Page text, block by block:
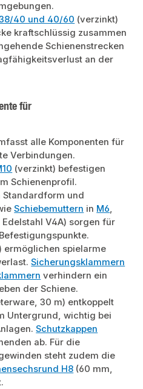
40 und 40/60 (verzinkt)
kraftschlüssig zusammen
Schienenstrecken
an der
für
alle Komponenten für
Verbindungen.
(verzinkt) befestigen
Schienenprofil.
Standardform und
Schiebemuttern in M6,
V4A) sorgen für
ermöglichen spielarme
Sicherungsklammern
verhindern ein
der Schiene.
30 m) entkoppelt
Untergrund, wichtig bei
Schutzkappen
ab. Für die
steht zudem die
H8 (60 mm,